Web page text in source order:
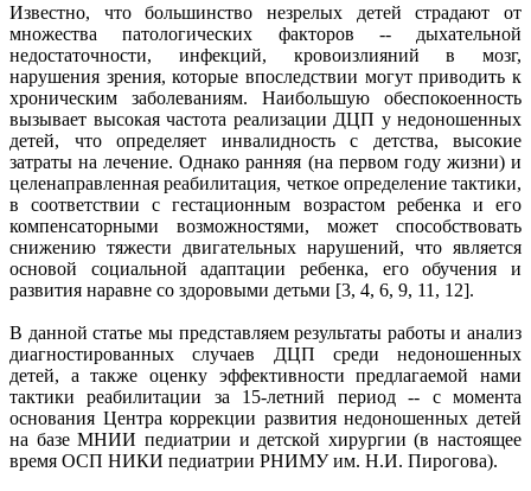
Известно, что большинство незрелых детей страдают от
множества патологических факторов -- дыхательной
недостаточности, инфекций, кровоизлияний в мозг,
нарушения зрения, которые впоследствии могут приводить к
хроническим заболеваниям. Наибольшую обеспокоенность
вызывает высокая частота реализации ДЦП у недоношенных
детей, что определяет инвалидность с детства, высокие
затраты на лечение. Однако ранняя (на первом году жизни) и
целенаправленная реабилитация, четкое определение тактики,
в соответствии с гестационным возрастом ребенка и его
компенсаторными возможностями, может способствовать
снижению тяжести двигательных нарушений, что является
основой социальной адаптации ребенка, его обучения и
развития наравне со здоровыми детьми [3, 4, 6, 9, 11, 12].
В данной статье мы представляем результаты работы и анализ
диагностированных случаев ДЦП среди недоношенных
детей, а также оценку эффективности предлагаемой нами
тактики реабилитации за 15-летний период -- с момента
основания Центра коррекции развития недоношенных детей
на базе МНИИ педиатрии и детской хирургии (в настоящее
время ОСП НИКИ педиатрии РНИМУ им. Н.И. Пирогова).